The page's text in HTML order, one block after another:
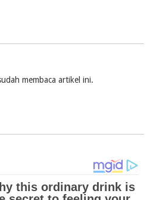
membaca artikel ini.